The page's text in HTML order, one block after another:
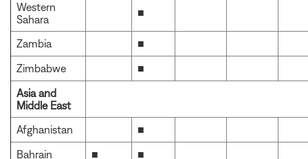
Western
Sahara
■
Zambia
■
Zimbabwe
■
Asia and
Middle East
Afghanistan
■
Bahrain
■
■